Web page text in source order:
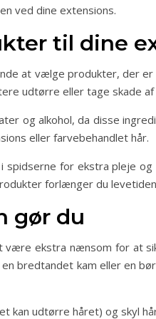
ved dine extensions.
til dine
at vælge produkter, der
udtørre eller tage skade
og alkohol, da disse
eller farvebehandlet hår.
spidserne for ekstra pleje
forlænger du
gør du
ekstra nænsom for at
bredtandet kam eller en
kan udtørre håret) og skyl